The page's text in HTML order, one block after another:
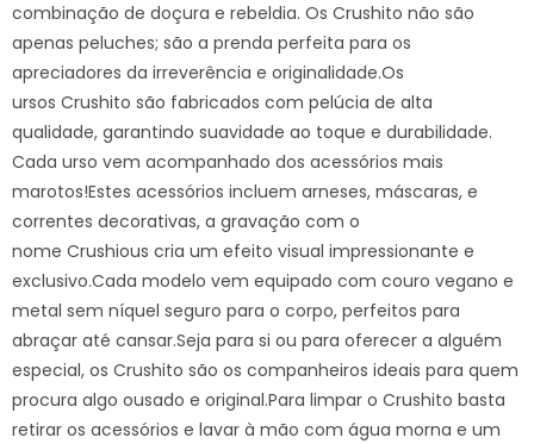
combinação de doçura e rebeldia. Os Crushito não são
apenas peluches; são a prenda perfeita para os
apreciadores da irreverência e originalidade.Os
ursos Crushito são fabricados com pelúcia de alta
qualidade, garantindo suavidade ao toque e durabilidade.
Cada urso vem acompanhado dos acessórios mais
marotos!Estes acessórios incluem arneses, máscaras, e
correntes decorativas, a gravação com o
nome Crushious cria um efeito visual impressionante e
exclusivo.Cada modelo vem equipado com couro vegano e
metal sem níquel seguro para o corpo, perfeitos para
abraçar até cansar.Seja para si ou para oferecer a alguém
especial, os Crushito são os companheiros ideais para quem
procura algo ousado e original.Para limpar o Crushito basta
retirar os acessórios e lavar à mão com água morna e um